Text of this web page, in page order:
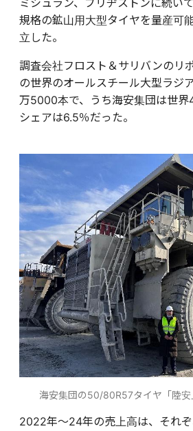
規格の鉱山用大型タイヤを量産可
立した。
調査会社フロスト＆サリバンのリ
の世界のオールスチール大型ラジ
万5000本で、うち海安集団は世
シェアは6.5％だった。
海安集団の50/80R57タイヤ「陸
2022年〜24年の売上高は、それ